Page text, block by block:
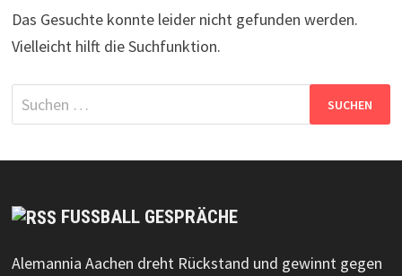
Das Gesuchte konnte leider nicht gefunden werden.
Vielleicht hilft die Suchfunktion.
Suchen
nach:
FUSSBALL GESPRÄCHE
Alemannia Aachen dreht Rückstand und gewinnt gegen